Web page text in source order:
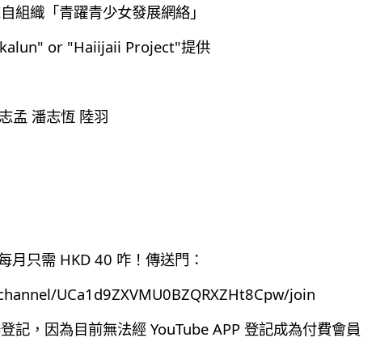
組織「青躍青少女發展網絡」
or "Haiijaii Project"提供
孟 潘志恆 陸羽
只需 HKD 40 咋！傳送門：
UCa1d9ZXVMU0BZQRXZHt8Cpw/join
記，因為目前無法經 YouTube APP 登記成為付費會員